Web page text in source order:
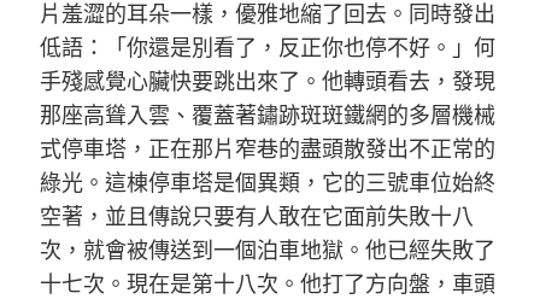
片羞澀的耳朵一樣，優雅地縮了回去。同時發出
低語：「你還是別看了，反正你也停不好。」何
手殘感覺心臟快要跳出來了。他轉頭看去，發現
那座高聳入雲、覆蓋著鏽跡斑斑鐵網的多層機械
式停車塔，正在那片窄巷的盡頭散發出不正常的
綠光。這棟停車塔是個異類，它的三號車位始終
空著，並且傳說只要有人敢在它面前失敗十八
次，就會被傳送到一個泊車地獄。他已經失敗了
十七次。現在是第十八次。他打了方向盤，車頭